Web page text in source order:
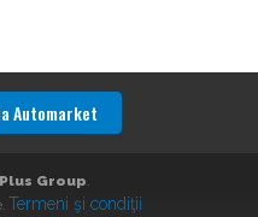
Automarket
Group
Termeni şi condiţii